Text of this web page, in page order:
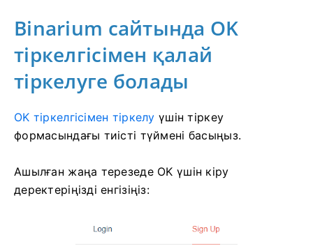
Binarium сайтында OK
тіркелгісімен қалай
тіркелуге болады
OK тіркелгісімен тіркелу үшінтіркеу
формасындағы тиісті түймені басыңыз.
Ашылған жаңа терезеде OK үшін кіру
деректеріңізді енгізіңіз: